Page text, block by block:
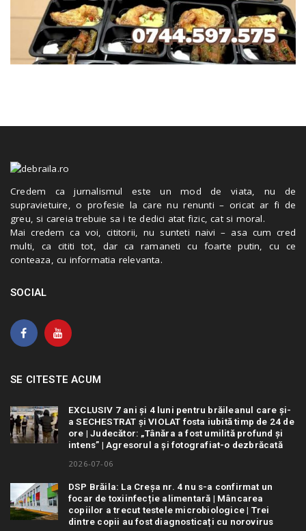
Credem ca jurnalismul este un mod de viata, nu de
supravietuire, o profesie la care nu renunti – oricat ar fi de
greu, si careia trebuie sa i te dedici atat fizic, cat si moral.
Mai credem ca voi, cititorii, nu sunteti naivi – asa cum cred
multi, ca cititi tot, dar ca ramaneti cu foarte putin, cu ce
conteaza, cu informatia relevanta.
SOCIAL
SE CITESTE ACUM
EXCLUSIV 7 ani și 4 luni pentru brăileanul care și-
a SECHESTRAT și VIOLAT fosta iubită timp de 24 de
ore | Judecător: „Tânăra a fost umilită profund și
intens” | Agresorul a și fotografiat-o dezbrăcată
2026-07-06
DSP Brăila: La Creșa nr. 4 nu s-a confirmat un
focar de toxiinfecție alimentară | Mâncarea
copiilor a trecut testele microbiologice | Trei
dintre copii au fost diagnosticați cu norovirus